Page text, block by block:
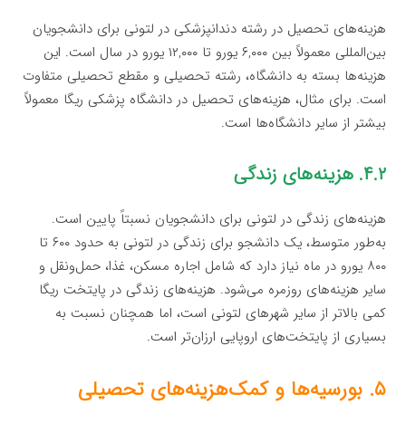
هزینه‌های تحصیل در رشته دندانپزشکی در لتونی برای دانشجویان
بین‌المللی معمولاً بین ۶,۰۰۰ یورو تا ۱۲,۰۰۰ یورو در سال است. این
هزینه‌ها بسته به دانشگاه، رشته تحصیلی و مقطع تحصیلی متفاوت
است. برای مثال، هزینه‌های تحصیل در دانشگاه پزشکی ریگا معمولاً
بیشتر از سایر دانشگاه‌ها است.
۴.۲. هزینه‌های زندگی
هزینه‌های زندگی در لتونی برای دانشجویان نسبتاً پایین است.
به‌طور متوسط، یک دانشجو برای زندگی در لتونی به حدود ۶۰۰ تا
۸۰۰ یورو در ماه نیاز دارد که شامل اجاره مسکن، غذا، حمل‌ونقل و
سایر هزینه‌های روزمره می‌شود. هزینه‌های زندگی در پایتخت ریگا
کمی بالاتر از سایر شهرهای لتونی است، اما همچنان نسبت به
بسیاری از پایتخت‌های اروپایی ارزان‌تر است.
۵. بورسیه‌ها و کمک‌هزینه‌های تحصیلی